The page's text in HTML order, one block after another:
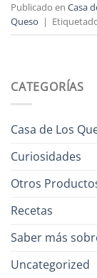
Publicado en Casa
Queso |
CATEGORÍAS
Casa de Los
Curiosidades
Otros
Recetas
Saber más
Uncategorized